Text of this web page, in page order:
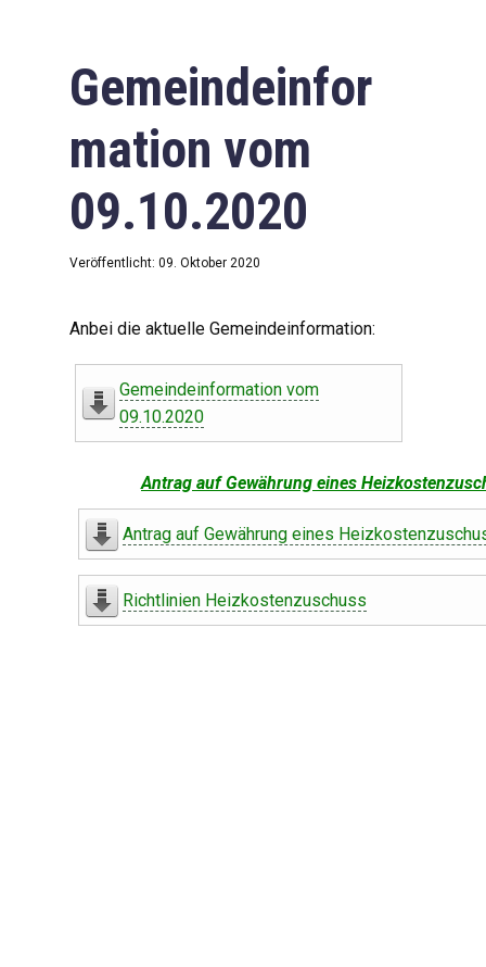
Gemeindeinfor
mation vom
09.10.2020
Veröffentlicht: 09. Oktober 2020
Anbei die aktuelle Gemeindeinformation:
Gemeindeinformation vom
09.10.2020
Antrag auf Gewährung eines
Antrag auf Gewährung eines
Richtlinien Heizkostenzuschuss